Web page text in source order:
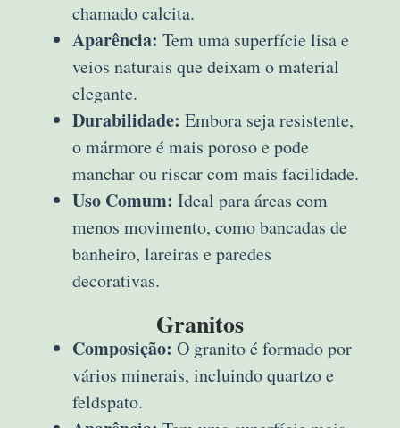
chamado calcita.
Aparência: Tem uma superfície lisa e
veios naturais que deixam o material
elegante.
Durabilidade: Embora seja resistente,
o mármore é mais poroso e pode
manchar ou riscar com mais facilidade.
Uso Comum: Ideal para áreas com
menos movimento, como bancadas de
banheiro, lareiras e paredes
decorativas.
Granitos
Composição: O granito é formado por
vários minerais, incluindo quartzo e
feldspato.